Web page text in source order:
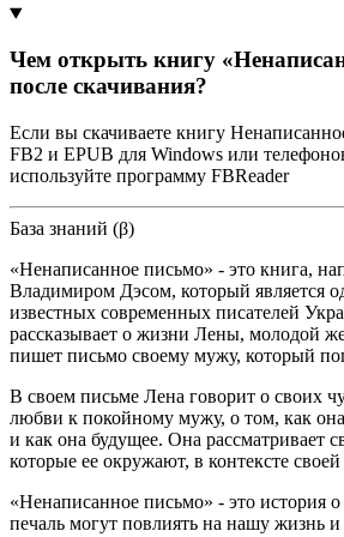
Чем открыть книгу
после скачивания?
Если вы скачиваете книгу
FB2 и EPUB для Windows или
используйте программу FBReader
База знаний (β)
«Ненаписанное письмо» - это книга,
Владимиром Дэсом, который является
известных современных писателей
рассказывает о жизни Лены, молодой
пишет письмо своему мужу, который
В своем письме Лена говорит о своих
любви к покойному мужу, о том, как она
и как она будущее. Она рассматривает
которые ее окружают, в контексте
«Ненаписанное письмо» - это история
печаль могут повлиять на нашу жизнь